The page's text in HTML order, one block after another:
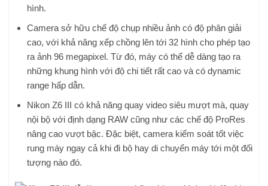
hình.
Camera sở hữu chế độ chụp nhiều ảnh có độ phân giải
cao, với khả năng xếp chồng lên tới 32 hình cho phép tạo
ra ảnh 96 megapixel. Từ đó, máy có thể dễ dàng tạo ra
những khung hình với độ chi tiết rất cao và có dynamic
range hấp dẫn.
Nikon Z6 III có khả năng quay video siêu mượt mà, quay
nội bộ với định dạng RAW cũng như các chế độ ProRes
nâng cao vượt bậc. Đặc biệt, camera kiểm soát tốt việc
rung máy ngay cả khi đi bộ hay di chuyển máy tới một đối
tượng nào đó.